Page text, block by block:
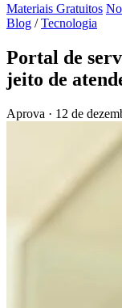
Materiais Gratuitos
Blog / Tecnologia
Portal de
jeito de
Aprova · 12 de